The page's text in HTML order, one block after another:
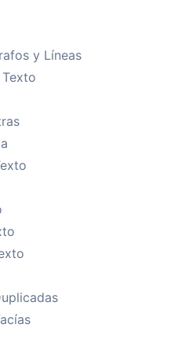
y Líneas